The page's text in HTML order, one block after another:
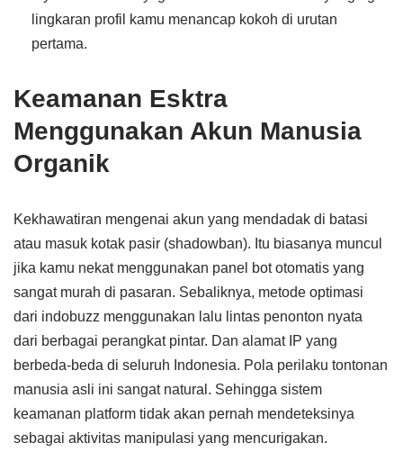
lingkaran profil kamu menancap kokoh di urutan
pertama.
Keamanan Esktra
Menggunakan Akun Manusia
Organik
Kekhawatiran mengenai akun yang mendadak di batasi
atau masuk kotak pasir (shadowban). Itu biasanya muncul
jika kamu nekat menggunakan panel bot otomatis yang
sangat murah di pasaran. Sebaliknya, metode optimasi
dari indobuzz menggunakan lalu lintas penonton nyata
dari berbagai perangkat pintar. Dan alamat IP yang
berbeda-beda di seluruh Indonesia. Pola perilaku tontonan
manusia asli ini sangat natural. Sehingga sistem
keamanan platform tidak akan pernah mendeteksinya
sebagai aktivitas manipulasi yang mencurigakan.